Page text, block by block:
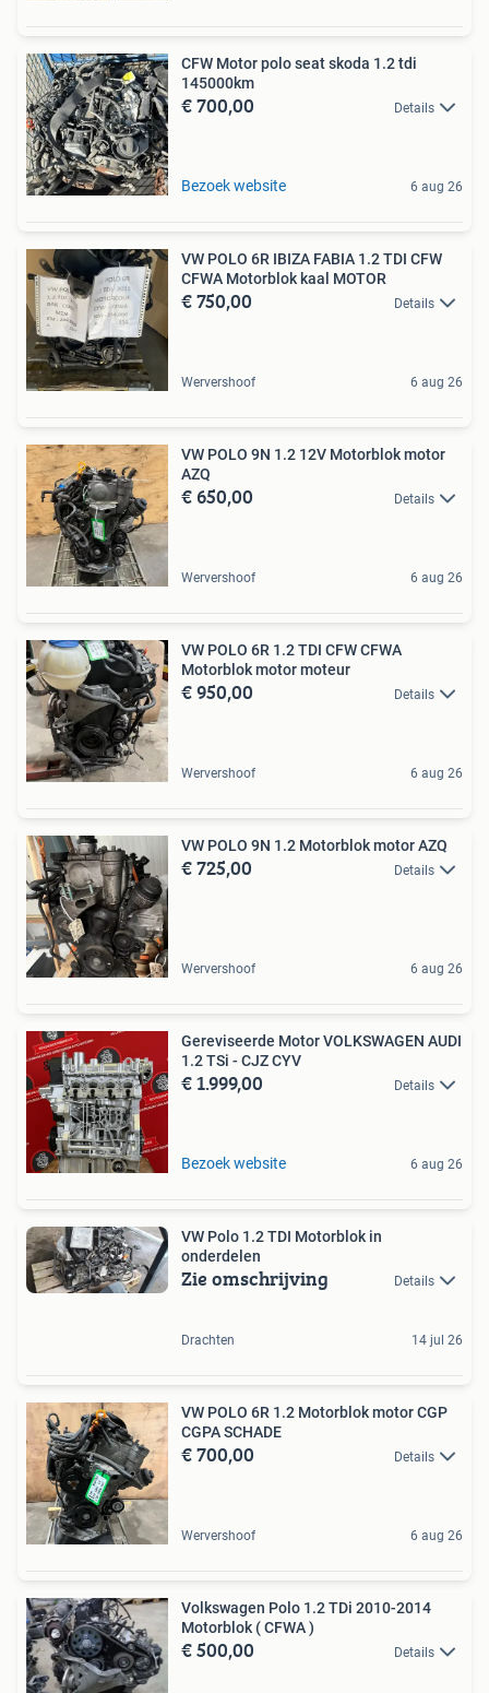
CFW Motor polo seat skoda 1.2 tdi
145000km
€ 700,00 Details
Bezoek website 6 aug 26
VW POLO 6R IBIZA FABIA 1.2 TDI CFW
CFWA Motorblok kaal MOTOR
€ 750,00 Details
Wervershoof 6 aug 26
VW POLO 9N 1.2 12V Motorblok motor
AZQ
€ 650,00 Details
Wervershoof 6 aug 26
VW POLO 6R 1.2 TDI CFW CFWA
Motorblok motor moteur
€ 950,00 Details
Wervershoof 6 aug 26
VW POLO 9N 1.2 Motorblok motor AZQ
€ 725,00 Details
Wervershoof 6 aug 26
Gereviseerde Motor VOLKSWAGEN AUDI
1.2 TSi - CJZ CYV
€ 1.999,00 Details
Bezoek website 6 aug 26
VW Polo 1.2 TDI Motorblok in
onderdelen
Zie omschrijving Details
Drachten 14 jul 26
VW POLO 6R 1.2 Motorblok motor CGP
CGPA SCHADE
€ 700,00 Details
Wervershoof 6 aug 26
Volkswagen Polo 1.2 TDi 2010-2014
Motorblok ( CFWA )
€ 500,00 Details